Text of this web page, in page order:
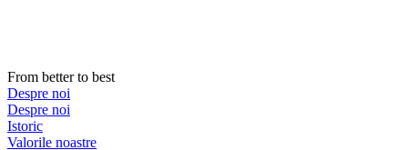
From better to best
Despre noi
Despre noi
Istoric
Valorile noastre